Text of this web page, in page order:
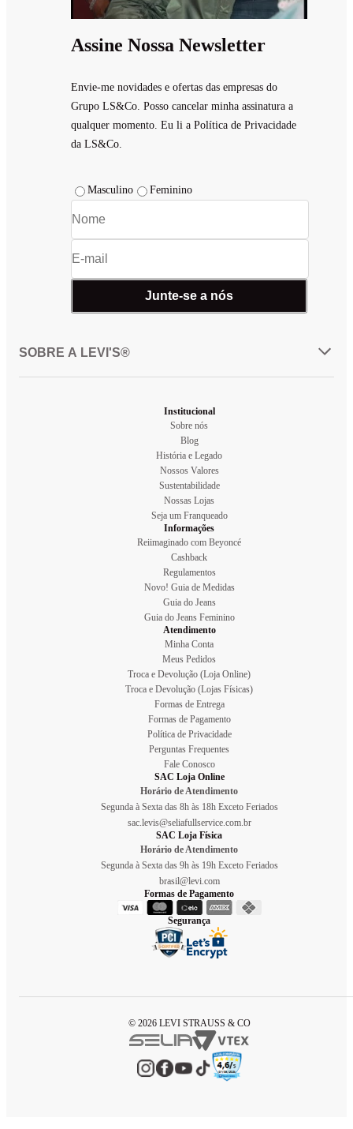
Assine Nossa Newsletter
Envie-me novidades e ofertas das empresas do
Grupo LS&Co. Posso cancelar minha assinatura a
qualquer momento. Eu li a Política de Privacidade
da LS&Co.
Masculino Feminino
Junte-se a nós
SOBRE A LEVI'S®
Institucional
Sobre nós
Blog
História e Legado
Nossos Valores
Sustentabilidade
Nossas Lojas
Seja um Franqueado
Informações
Reiimaginado com Beyoncé
Cashback
Regulamentos
Novo! Guia de Medidas
Guia do Jeans
Guia do Jeans Feminino
Atendimento
Minha Conta
Meus Pedidos
Troca e Devolução (Loja Online)
Troca e Devolução (Lojas Físicas)
Formas de Entrega
Formas de Pagamento
Política de Privacidade
Perguntas Frequentes
Fale Conosco
SAC Loja Online
Horário de Atendimento
Segunda à Sexta das 8h às 18h Exceto Feriados
sac.levis@seliafullservice.com.br
SAC Loja Física
Horário de Atendimento
Segunda à Sexta das 9h às 19h Exceto Feriados
brasil@levi.com
Formas de Pagamento
Segurança
© 2026 LEVI STRAUSS & CO